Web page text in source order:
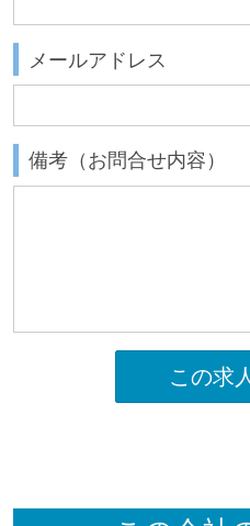
メールアドレス
備考（お問合せ内容）
この求